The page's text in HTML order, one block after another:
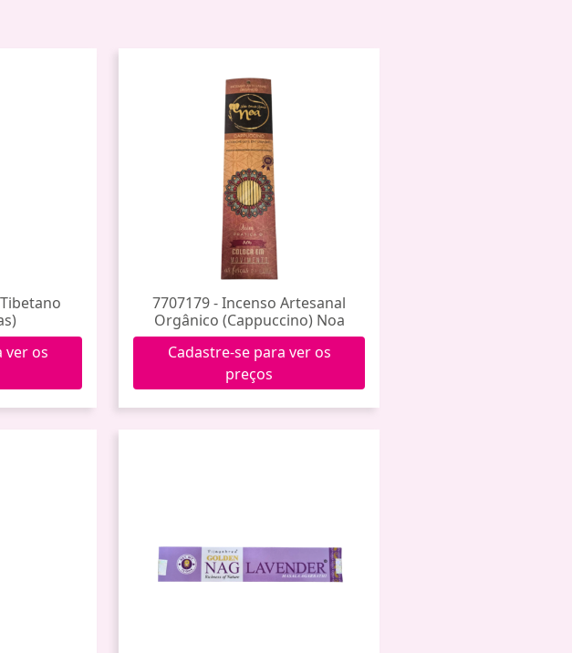
ver os
7707179 - Incenso Artesanal
Orgânico (Cappuccino) Noa
Cadastre-se para ver os
preços